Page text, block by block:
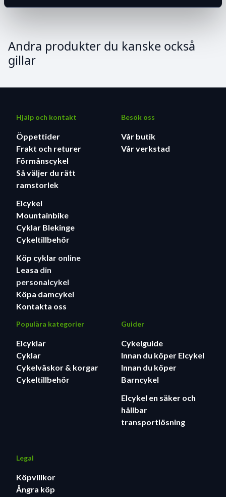
Andra produkter du kanske också
gillar
Hjälp och kontakt
Öppettider
Frakt och returer
Förmånscykel
Så väljer du rätt
ramstorlek
Elcykel
Mountainbike
Cyklar Blekinge
Cykeltillbehör
Köp cyklar online
Leasa din
personalcykel
Köpa damcykel
Kontakta oss
Besök oss
Vår butik
Vår verkstad
Populära kategorier
Elcyklar
Cyklar
Cykelväskor & korgar
Cykeltillbehör
Guider
Cykelguide
Innan du köper Elcykel
Innan du köper
Barncykel
Elcykel en säker och
hållbar
transportlösning
Legal
Köpvillkor
Ångra köp